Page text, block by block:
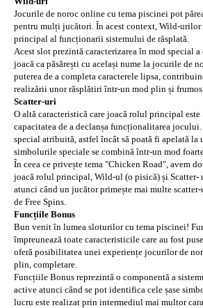
Jocurile de noroc online cu tema piscinei pot
pentru mulți jucători. În acest context, Wild-
principal al funcționarii sistemului de răsplată.
Acest slot prezintă caracterizarea în mod special
joacă ca păsărești cu același nume la jocurile de
puterea de a completa caracterele lipsa,
realizării unor răsplătiri într-un mod plin și
Scatter-uri
O altă caracteristică care joacă rolul principal este
capacitatea de a declanșa funcționalitarea
special atribuită, astfel încât să poată fi apelată la
simbolurile speciale se combină într-un mod
În ceea ce privește tema "Chicken Road", avem
joacă rolul principal, Wild-ul (o pisică) și Scatter-
atunci când un jucător primește mai multe
de Free Spins.
Funcțiile Bonus
Bun venit în lumea sloturilor cu tema piscinei!
împreunează toate caracteristicile care au fost
oferă posibilitatea unei experiențe jocurilor de
plin, completare.
Funcțiile Bonus reprezintă o componentă a
active atunci când se pot identifica cele șase
lucru este realizat prin intermediul mai multor